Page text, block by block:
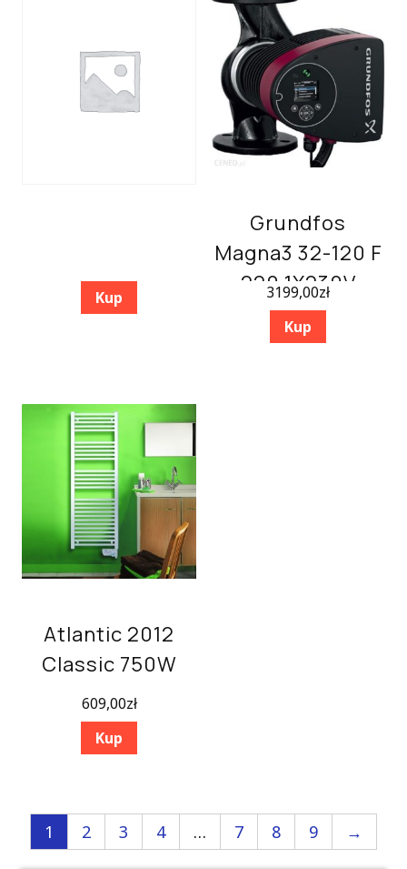
Kup
Grundfos
Magna3 32-120 F
220 1X230V
PN6/10
(97924259)
3199,00zł
Kup
Atlantic 2012
Classic 750W
609,00zł
Kup
1 2 3 4 … 7 8 9 →